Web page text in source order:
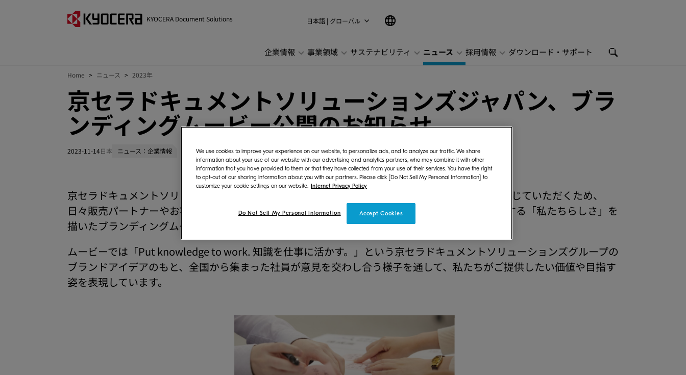
KYOCERA Document Solutions 日本語 | グローバル
企業情報 事業領域 サステナビリティ ニュース 採用情報 ダウンロード・サポート
Home ニュース 2023年
京セラドキュメントソリューションズジャパン、ブラ
ンディングムービー公開のお知らせ
2023-11-14日本 ニュース：企業情報
京セラドキュメントソリューションズジャパン株式会社（社長:長井 孝）は、当社をより身近に感じていただくため、
日々販売パートナーやお客様と接する販売会社ならではの観点でお客様に寄り添い、人を大切にする「私たちらしさ」を
描いたブランディングムービーを公開いたしました。
ムービーでは「Put knowledge to work. 知識を仕事に活かす。」という京セラドキュメントソリューションズグループの
ブランドアイデアのもと、全国から集まった社員が意見を交わし合う様子を通して、私たちがご提供したい価値や目指す
姿を表現しています。
We use cookies to improve your experience on our website, to personalize ads, and to analyze our traffic. We share
information about your use of our website with our advertising and analytics partners, who may combine it with other
information that you have provided to them or that they have collected from your use of their services. You have the right
to opt-out of our sharing information about you with our partners. Please click [Do Not Sell My Personal Information] to
customize your cookie settings on our website. Internet Privacy Policy
Accept Cookies
Do Not Sell My Personal Information